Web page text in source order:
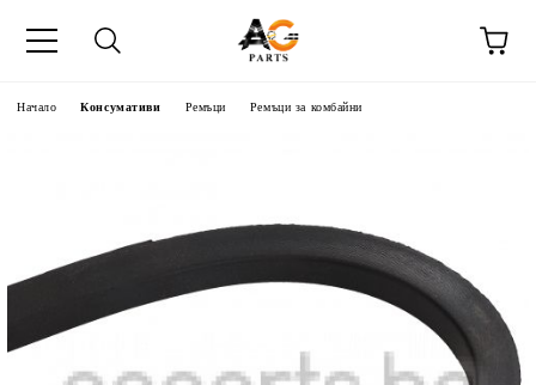
Начало Консумативи Ремъци Ремъци за комбайни